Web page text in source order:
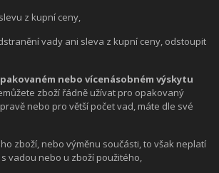
z kupní ceny,
vady ani sleva z kupní ceny, odstoupit
nebo vícenásobném výskytu
zboží řádně užívat pro opakovaný
nebo pro větší počet vad, máte dle své
zboží, nebo výměnu součásti, to však neplatí
vadou nebo u zboží použitého,